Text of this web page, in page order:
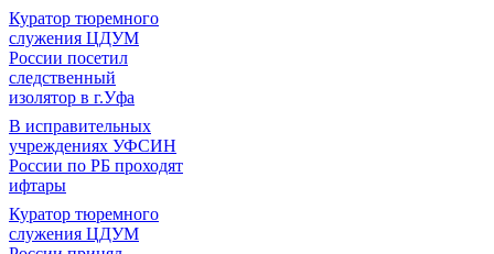
Куратор тюремного
служения ЦДУМ
России посетил
следственный
изолятор в г.Уфа
В исправительных
учреждениях УФСИН
России по РБ проходят
ифтары
Куратор тюремного
служения ЦДУМ